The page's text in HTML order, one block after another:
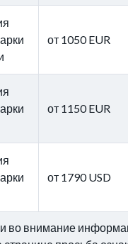
от 1050 EUR
от 1150 EUR
от 1790 USD
во внимание